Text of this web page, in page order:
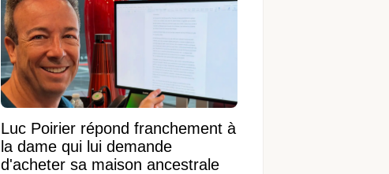
Luc Poirier répond franchement à
la dame qui lui demande
d'acheter sa maison ancestrale